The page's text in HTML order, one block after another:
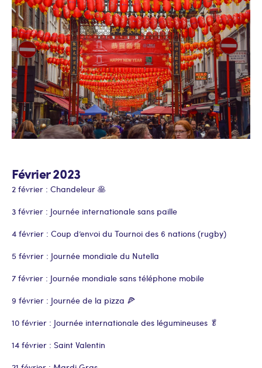
Février 2023
2 février : Chandeleur 🥞
3 février : Journée internationale sans paille
4 février : Coup d’envoi du Tournoi des 6 nations (rugby)
5 février : Journée mondiale du Nutella
7 février : Journée mondiale sans téléphone mobile
9 février : Journée de la pizza 🍕
10 février : Journée internationale des légumineuses 🥬
14 février : Saint Valentin